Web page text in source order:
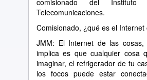
comisionado del
Telecomunicaciones.
Comisionado, ¿qué es el Internet
JMM: El Internet de las
implica es que cualquier cosa
imaginar, el refrigerador de tu
los focos puede estar